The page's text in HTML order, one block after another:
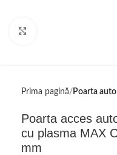
Prima pagină Poarta
Poarta acces
cu plasma MAX
mm